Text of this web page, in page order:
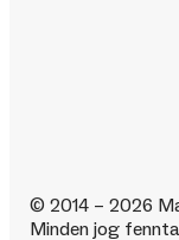
© 2014 – 2026
Minden jog